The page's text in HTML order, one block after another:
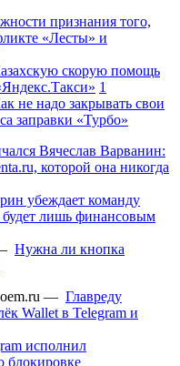
признания того,
«Лесты» и
скорую помощь
1
не надо закрывать свои
заправки «Турбо»
Вячеслав Варванин:
которой она никогда
убеждает команду
будет лишь финансовым
Нужна ли кнопка
— Главреду
Wallet в Telegram и
исполнил
блокировке